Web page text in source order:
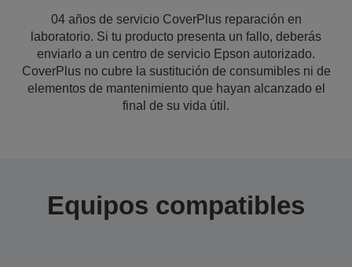
04 años de servicio CoverPlus reparación en
laboratorio. Si tu producto presenta un fallo, deberás
enviarlo a un centro de servicio Epson autorizado.
CoverPlus no cubre la sustitución de consumibles ni de
elementos de mantenimiento que hayan alcanzado el
final de su vida útil.
Equipos compatibles